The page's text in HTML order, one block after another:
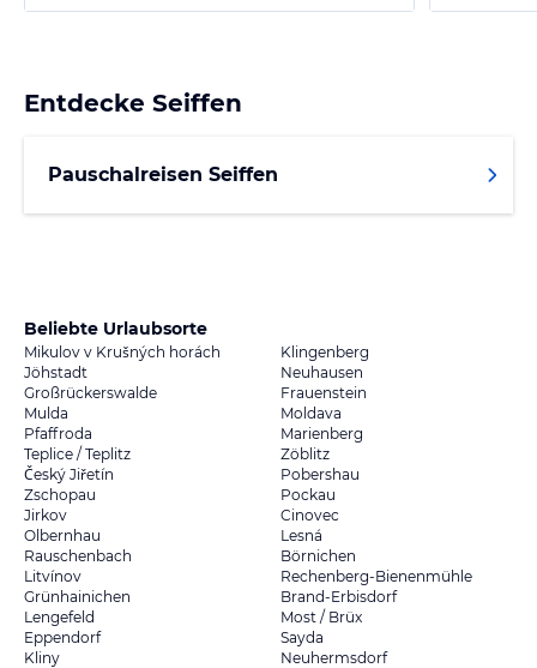
Entdecke Seiffen
Pauschalreisen Seiffen
Beliebte Urlaubsorte
Mikulov v Krušných horách
Klingenberg
Jöhstadt
Neuhausen
Großrückerswalde
Frauenstein
Mulda
Moldava
Pfaffroda
Marienberg
Teplice / Teplitz
Zöblitz
Český Jiřetín
Pobershau
Zschopau
Pockau
Jirkov
Cinovec
Olbernhau
Lesná
Rauschenbach
Börnichen
Litvínov
Rechenberg-Bienenmühle
Grünhainichen
Brand-Erbisdorf
Lengefeld
Most / Brüx
Eppendorf
Sayda
Kliny
Neuhermsdorf